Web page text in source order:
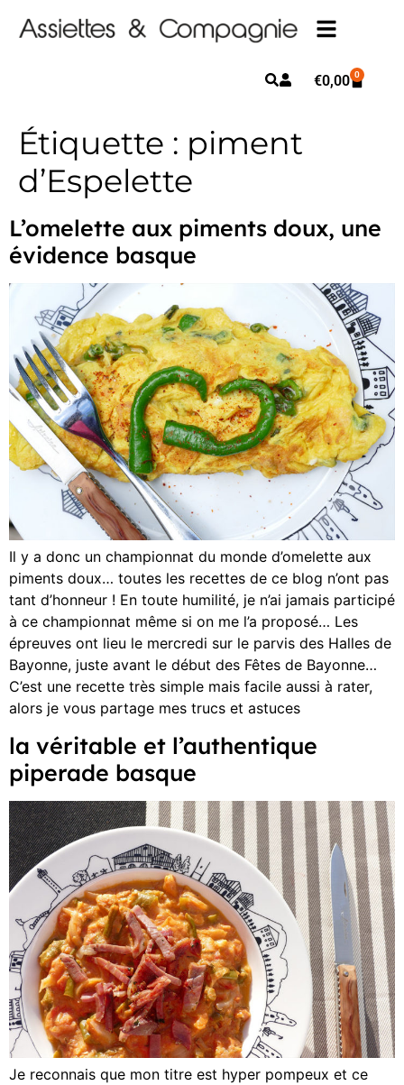
€0,00 0
Étiquette : piment
d’Espelette
L’omelette aux piments doux, une
évidence basque
Il y a donc un championnat du monde d’omelette aux
piments doux… toutes les recettes de ce blog n’ont pas
tant d’honneur ! En toute humilité, je n’ai jamais participé
à ce championnat même si on me l’a proposé… Les
épreuves ont lieu le mercredi sur le parvis des Halles de
Bayonne, juste avant le début des Fêtes de Bayonne…
C’est une recette très simple mais facile aussi à rater,
alors je vous partage mes trucs et astuces
la véritable et l’authentique
piperade basque
Je reconnais que mon titre est hyper pompeux et ce